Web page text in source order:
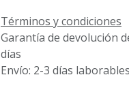
Términos y condiciones
Garantía de devolución
días
Envío: 2-3 días laborables